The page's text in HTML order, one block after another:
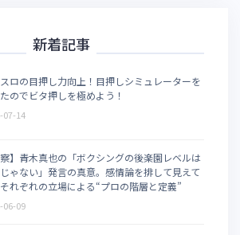
新着記事
ロの目押し力向上！目押しシミュレーターを
のでビタ押しを極めよう！
07-14
察】青木真也の「ボクシングの後楽園レベルは
ゃない」発言の真意。感情論を排して見えて
れぞれの立場による“プロの階層と定義”
06-09